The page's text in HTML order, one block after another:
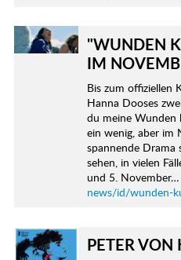
"WUNDEN
IM
Bis zum offiziellen
Hanna Dooses
du meine Wunden
ein wenig, aber im
spannende Drama
sehen, in vielen
und 5. November…
news/id/wunden-
PETER VON